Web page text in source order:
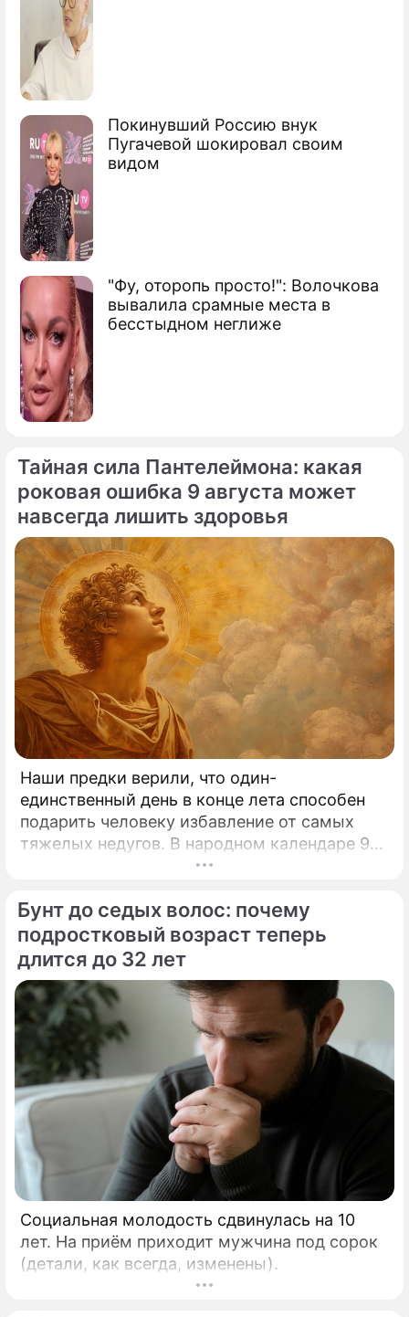
Покинувший Россию внук
Пугачевой шокировал своим
видом
"Фу, оторопь просто!": Волочкова
вывалила срамные места в
бесстыдном неглиже
Тайная сила Пантелеймона: какая
роковая ошибка 9 августа может
навсегда лишить здоровья
Наши предки верили, что один-
единственный день в конце лета способен
подарить человеку избавление от самых
тяжелых недугов. В народном календаре 9
августа занимает особое, почти
Бунт до седых волос: почему
подростковый возраст теперь
длится до 32 лет
Социальная молодость сдвинулась на 10
лет. На приём приходит мужчина под сорок
(детали, как всегда, изменены).